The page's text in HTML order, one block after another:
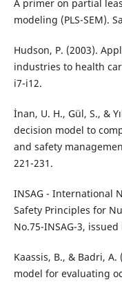
A primer on partial
modeling (PLS-SEM).
Hudson, P. (2003).
industries to health
i7-i12.
İnan, U. H., Gül, S., &
decision model to
and safety
221-231.
INSAG - International
Safety Principles for
No.75-INSAG-3, issued
Kaassis, B., & Badri,
model for evaluating